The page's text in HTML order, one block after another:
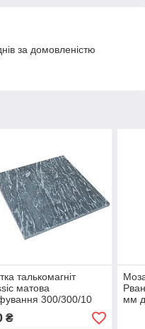
за домовленістю
талькомагніт
матова
300/300/10
лазні та сауни
₴
мм